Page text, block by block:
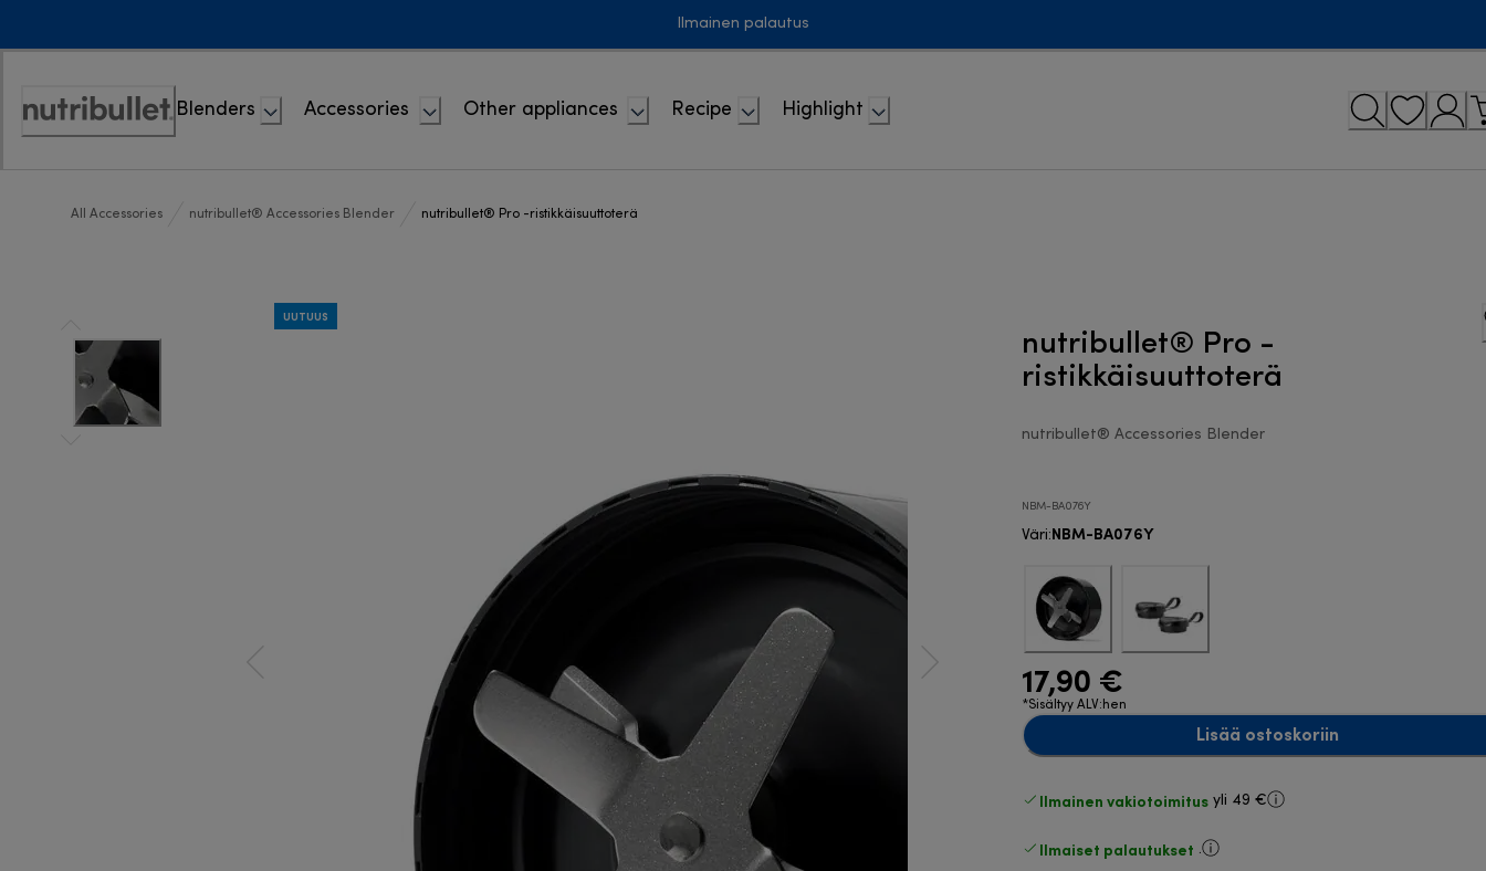
Ilmainen palautus
Accessibility
Blenders Accessories Other appliances Recipe Highlight
All Accessories nutribullet® Accessories Blender nutribullet® Pro -ristikkäisuuttoterä
UUTUUS
nutribullet® Pro -
ristikkäisuuttoterä
nutribullet® Accessories Blender
NBM-BA076Y
Väri:NBM-BA076Y
17,90 €
*Sisältyy ALV:hen
Lisää ostoskoriin
Ilmainen vakiotoimitus yli 49 €
Ilmaiset palautukset .